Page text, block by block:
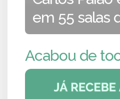
em 55 salas
Acabou de